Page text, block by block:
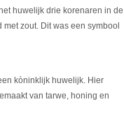
huwelijk drie korenaren in de
zout. Dit was een symbool
kòninklijk huwelijk. Hier
van tarwe, honing en